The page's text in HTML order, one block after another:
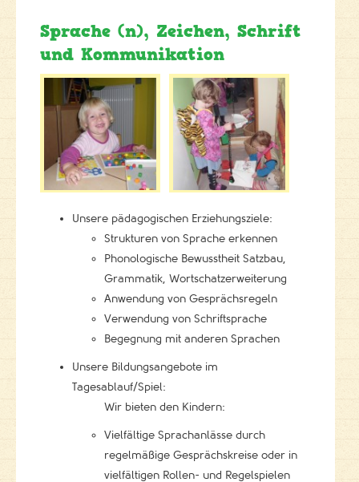
Sprache (n), Zeichen, Schrift
und Kommunikation
Unsere pädagogischen Erziehungsziele:
Strukturen von Sprache erkennen
Phonologische Bewusstheit Satzbau,
Grammatik, Wortschatzerweiterung
Anwendung von Gesprächsregeln
Verwendung von Schriftsprache
Begegnung mit anderen Sprachen
Unsere Bildungsangebote im
Tagesablauf/Spiel:
Wir bieten den Kindern:
Vielfältige Sprachanlässe durch
regelmäßige Gesprächskreise oder in
vielfältigen Rollen- und Regelspielen